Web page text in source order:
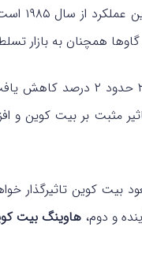
مثبت بر
بیت کوین تاثیرگذار
هاوینگ بیت